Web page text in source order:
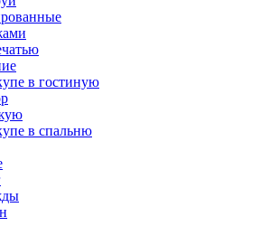
в гостиную
в спальню